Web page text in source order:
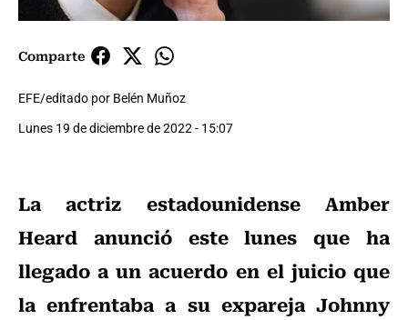
Comparte
EFE/editado por Belén Muñoz
Lunes 19 de diciembre de 2022 - 15:07
La actriz estadounidense Amber
Heard anunció este lunes que ha
llegado a un acuerdo en el juicio que
la enfrentaba a su expareja Johnny